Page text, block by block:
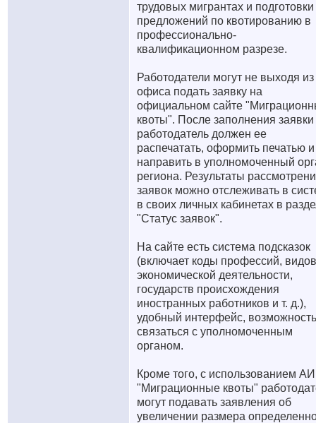
трудовых мигрантах и подготовки
предложений по квотированию в
профессионально-
квалификационном разрезе.
Работодатели могут не выходя из
офиса подать заявку на
официальном сайте
квоты". После заполнения заявки
работодатель должен ее
распечатать, оформить печатью и
направить в уполномоченный
региона. Результаты
заявок можно отслеживать в
в своих личных кабинетах в
"Статус заявок".
На сайте есть система подсказок
(включает коды профессий, видов
экономической деятельности,
государств происхождения
иностранных работников и т. д.),
удобный интерфейс, возможность
связаться с уполномоченным
органом.
Кроме того, с использованием
"Миграционные квоты"
могут подавать заявления об
увеличении размера